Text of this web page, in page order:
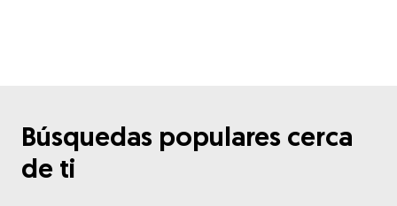
Búsquedas populares cerca
de ti